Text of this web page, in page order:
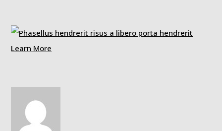
Learn More